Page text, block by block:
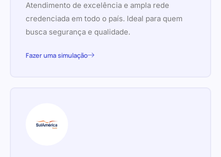
Atendimento de excelência e ampla rede
credenciada em todo o país. Ideal para quem
busca segurança e qualidade.
Fazer uma simulação